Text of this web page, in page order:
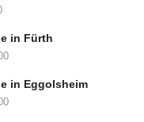
in Fürth
in Eggolsheim